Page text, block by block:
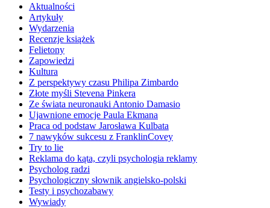
Aktualności
Artykuły
Wydarzenia
Recenzje książek
Felietony
Zapowiedzi
Kultura
Z perspektywy czasu Philipa Zimbardo
Złote myśli Stevena Pinkera
Ze świata neuronauki Antonio Damasio
Ujawnione emocje Paula Ekmana
Praca od podstaw Jarosława Kulbata
7 nawyków sukcesu z FranklinCovey
Try to lie
Reklama do kąta, czyli psychologia reklamy
Psycholog radzi
Psychologiczny słownik angielsko-polski
Testy i psychozabawy
Wywiady